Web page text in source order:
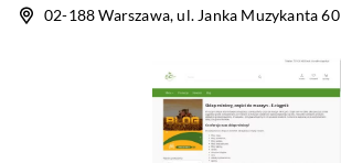
02-188 Warszawa, ul. Janka Muzykanta 60